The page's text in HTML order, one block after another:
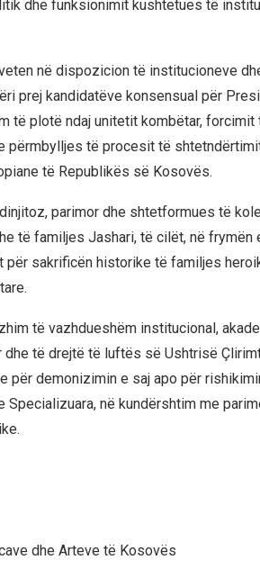
dhe funksionimit kushtetues të
në dispozicion të institucioneve
prej kandidatëve konsensual për
të plotë ndaj unitetit kombëtar, forcimit
të procesit të
të Republikës së Kosovës.
parimor dhe shtetformues të
të familjes Jashari, të cilët, në frymën
sakrificën historike të familjes
të vazhdueshëm institucional,
të drejtë të luftës së Ushtrisë
për demonizimin e saj apo për
në kundërshtim me
dhe Arteve të Kosovës